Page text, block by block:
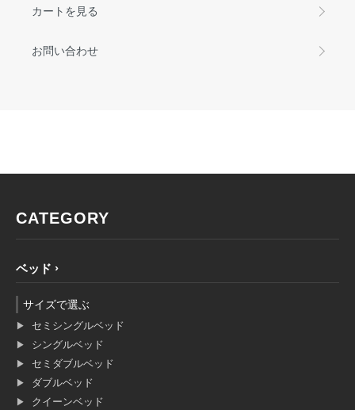
カートを見る
お問い合わせ
CATEGORY
ベッド
サイズで選ぶ
セミシングルベッド
シングルベッド
セミダブルベッド
ダブルベッド
クイーンベッド